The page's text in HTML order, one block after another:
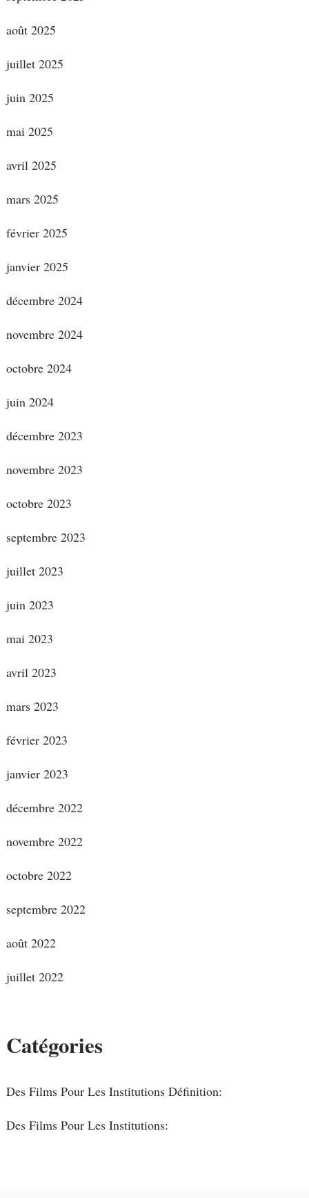
août 2025
juillet 2025
juin 2025
mai 2025
avril 2025
mars 2025
février 2025
janvier 2025
décembre 2024
novembre 2024
octobre 2024
juin 2024
décembre 2023
novembre 2023
octobre 2023
septembre 2023
juillet 2023
juin 2023
mai 2023
avril 2023
mars 2023
février 2023
janvier 2023
décembre 2022
novembre 2022
octobre 2022
septembre 2022
août 2022
juillet 2022
Catégories
Des Films Pour Les Institutions Définition:
Des Films Pour Les Institutions: